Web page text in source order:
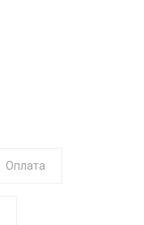
Оплата